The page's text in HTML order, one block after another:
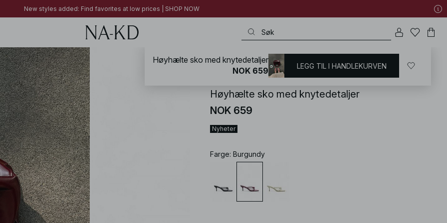
New styles added: Find favorites at low prices | SHOP NOW
FINAL SALE | SHOP NOW
New styles added: Find favorites at low prices | SHOP NOW
/ Sko / Høyhælte sko
Høyhælte sko med knytedetaljer
NOK 659
Nyheter
Farge: Burgundy
Høyhælte sko med knytedetaljer
NOK 659
LEGG TIL I HANDLEKURVEN